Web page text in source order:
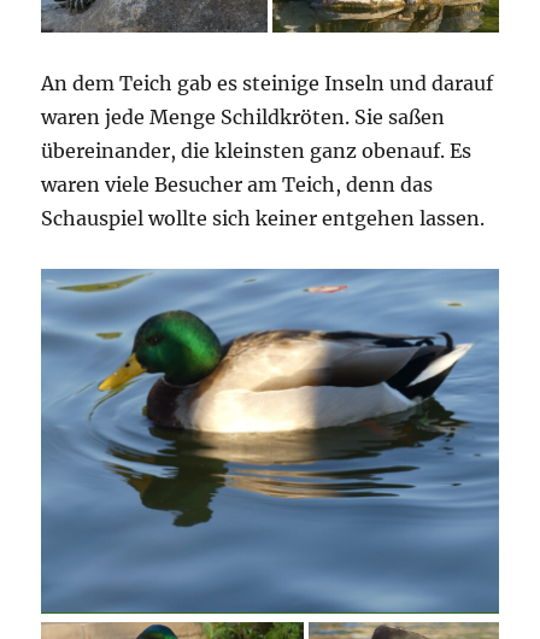
An dem Teich gab es steinige Inseln und darauf
waren jede Menge Schildkröten. Sie saßen
übereinander, die kleinsten ganz obenauf. Es
waren viele Besucher am Teich, denn das
Schauspiel wollte sich keiner entgehen lassen.